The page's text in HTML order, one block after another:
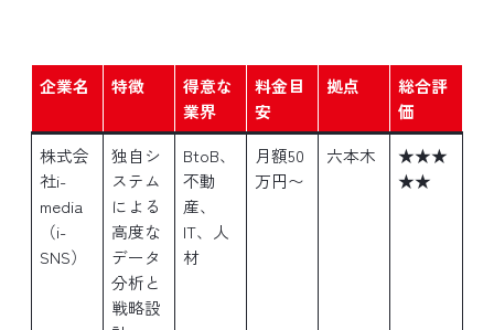
企業名 特徴
得意な
業界
料金目
安
拠点
総合評
価
株式会
社i-
media
（i-
SNS）
独自シ
ステム
による
高度な
データ
分析と
戦略設
BtoB、
不動
産、
IT、人
材
月額50
万円〜
六本木
★★★
★★